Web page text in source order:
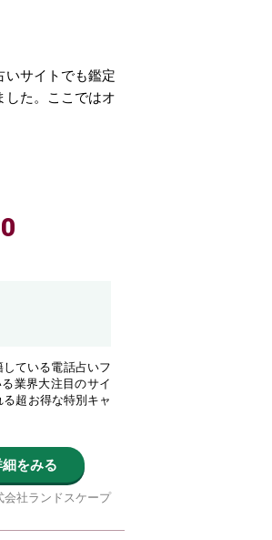
サイトでも鑑定
た。ここではオ
ている電話占いフ
業界大注目のサイ
超お得な特別キャ
をみる
会社ランドスケープ